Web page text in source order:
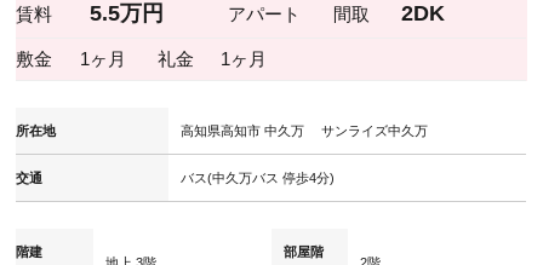
賃料 5.5万円 アパート 間取 2DK
敷金 1ヶ月 礼金 1ヶ月
所在地 高知県高知市 中久万 サンライズ中久万
交通 バス(中久万バス 停歩4分)
階建
部屋階